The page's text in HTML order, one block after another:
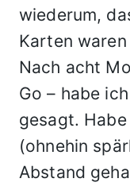
wiederum,
Karten
Nach acht
Go – habe
gesagt.
(ohnehin
Abstand